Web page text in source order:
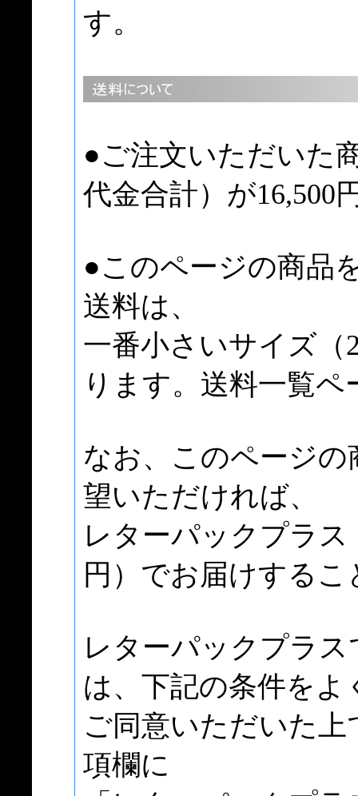
す。
●ご注文いただいた
代金合計）が16,500
●このページの商品
送料は、
一番小さいサイズ（
ります。送料一覧ペ
なお、このページ
望いただければ、
レターパックプラス
円）でお届けする
レターパックプラ
は、下記の条件を
ご同意いただいた
項欄に